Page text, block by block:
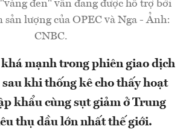
đen" vẫn đang được hỗ trợ bởi
sản lượng của OPEC và Nga - Ảnh:
CNBC.
mạnh trong phiên giao dịch
khi thống kê cho thấy hoạt
khẩu cùng sụt giảm ở Trung
thụ dầu lớn nhất thế giới.